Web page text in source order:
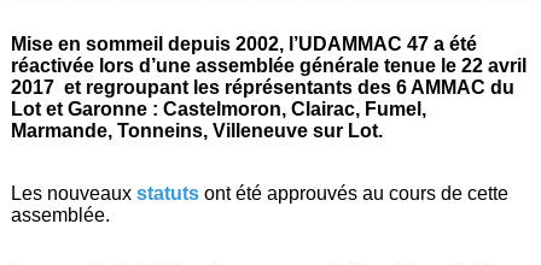
Mise en sommeil depuis 2002, l’UDAMMAC 47 a été
réactivée lors d’une assemblée générale tenue le 22 avril
2017 et regroupant les réprésentants des 6 AMMAC du
Lot et Garonne : Castelmoron, Clairac, Fumel,
Marmande, Tonneins, Villeneuve sur Lot.
Les nouveauxstatuts ont été approuvés au cours de cette
assemblée.